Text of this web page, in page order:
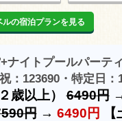
ルの宿泊プランを見る
+ナイトプールパーテ
：123690・特定日：
歳以上）6490円
円→ 6490円